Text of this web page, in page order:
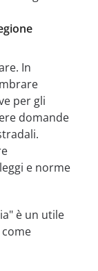
In
per gli
domande
e norme
è un utile